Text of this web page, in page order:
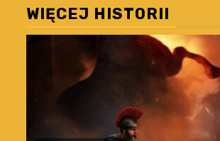
WIĘCEJ HISTORII